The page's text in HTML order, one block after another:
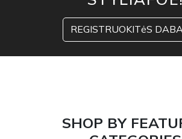
REGISTRUOKITėS DABA
SHOP BY